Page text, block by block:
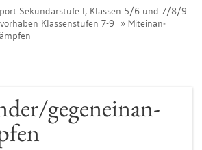
Se­kun­dar­stu­fe I, Klas­sen 5/6 und 7/8/9
Klas­sen­stu­fen 7-9
Mit­ein­an­
ge­gen­ein­an­